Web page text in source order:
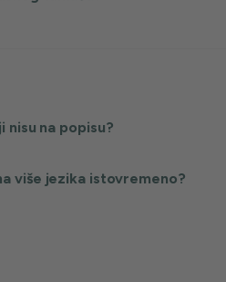
nisu na popisu?
više jezika istovremeno?